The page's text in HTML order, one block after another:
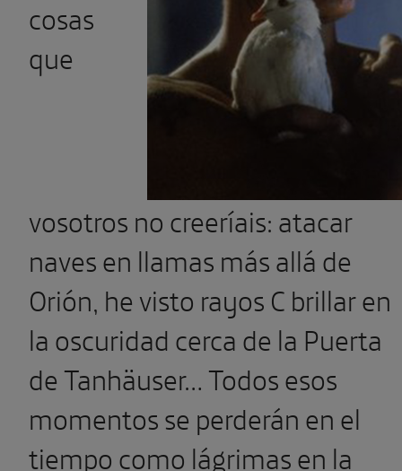
cosas
que
vosotros no creeríais: atacar
naves en llamas más allá de
Orión, he visto rayos C brillar en
la oscuridad cerca de la Puerta
de Tanhäuser… Todos esos
momentos se perderán en el
tiempo como lágrimas en la